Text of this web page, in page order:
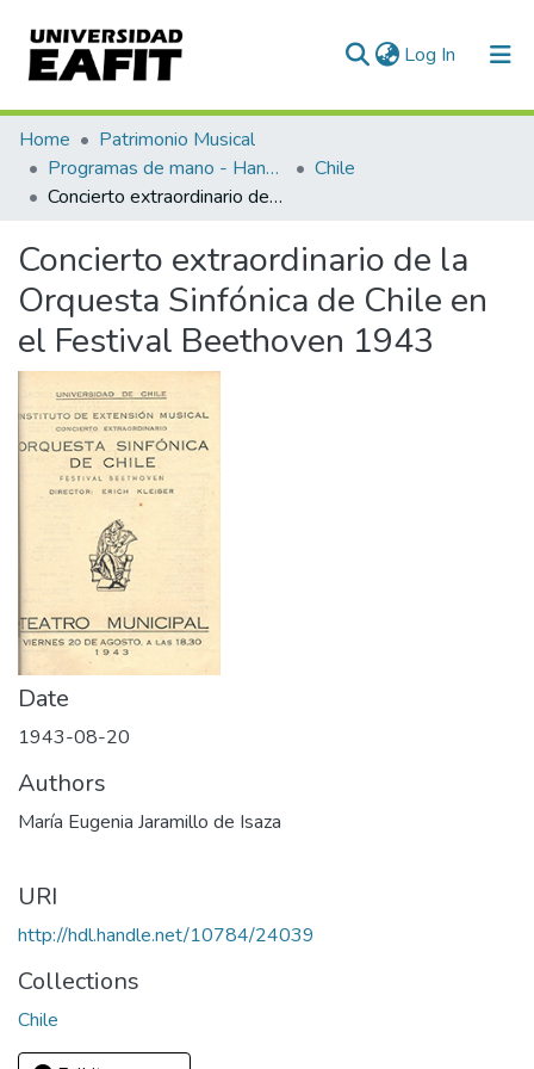
Log In (current)
Communities & Collections
All of DSpace
Home
Patrimonio Musical
Programas de mano - Hand programs
Chile
Concierto extraordinario de la Orquesta Sinfónica de Chile en el Festival Beethoven 1943
Concierto extraordinario de la
Orquesta Sinfónica de Chile en
el Festival Beethoven 1943
Date
1943-08-20
Authors
María Eugenia Jaramillo de Isaza
URI
http://hdl.handle.net/10784/24039
Collections
Chile